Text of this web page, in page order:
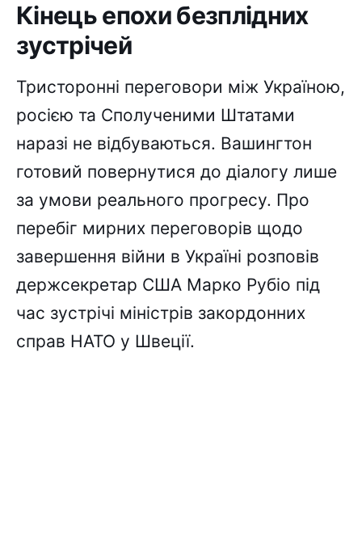
Кінець епохи безплідних
зустрічей
Тристоронні переговори між Україною,
росією та Сполученими Штатами
наразі не відбуваються. Вашингтон
готовий повернутися до діалогу лише
за умови реального прогресу. Про
перебіг мирних переговорів щодо
завершення війни в Україні розповів
держсекретар США Марко Рубіо під
час зустрічі міністрів закордонних
справ НАТО у Швеції.